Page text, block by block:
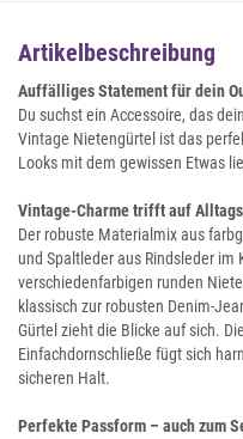
Artikelbeschreibung
Auffälliges Statement für dein
Du suchst ein Accessoire, das
Vintage Nietengürtel ist das
Looks mit dem gewissen Etwas
Vintage-Charme trifft auf
Der robuste Materialmix aus
und Spaltleder aus Rindsleder im
verschiedenfarbigen runden
klassisch zur robusten Denim-
Gürtel zieht die Blicke auf sich.
Einfachdornschließe fügt sich
sicheren Halt.
Perfekte Passform – auch zum